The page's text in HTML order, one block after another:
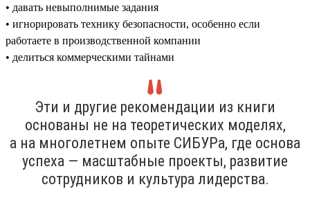
• давать невыполнимые задания
• игнорировать технику безопасности, особенно если
работаете в производственной компании
• делиться коммерческими тайнами
Эти и другие рекомендации из книги
основаны не на теоретических моделях,
а на многолетнем опыте СИБУРа, где основа
успеха — масштабные проекты, развитие
сотрудников и культура лидерства.